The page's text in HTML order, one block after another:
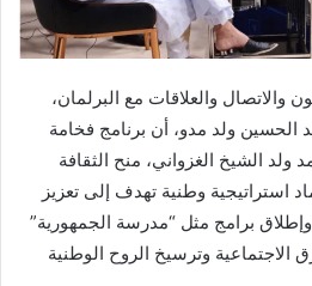
والاتصال والعلاقات مع البرلمان،
الحسين ولد مدو، أن برنامج فخامة
الشيخ الغزواني، منح الثقافة
استراتيجية وطنية تهدف إلى تعزيز
وإطلاق برامج مثل “مدرسة الجمهورية”
وترسيخ الروح الوطنية